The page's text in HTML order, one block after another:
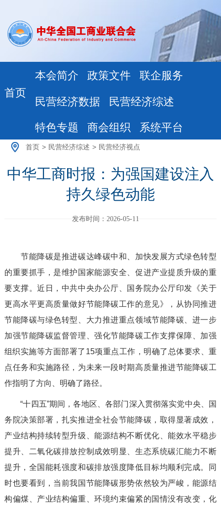
首页
本会简介 政策文件 联企服务
民营经济数据 民营经济综述
特色专题 商会组织 系统平台
首页 > 民营经济综述 > 民营经济视点
中华工商时报：为强国建设注入
持久绿色动能
发布时间：2026-05-11
节能降碳是推进碳达峰碳中和、加快发展方式绿色转型
的重要抓手，是维护国家能源安全、促进产业提质升级的重
要支撑。近日，中共中央办公厅、国务院办公厅印发《关于
更高水平更高质量做好节能降碳工作的意见》，从协同推进
节能降碳与绿色转型、大力推进重点领域节能降碳、进一步
加强节能降碳监督管理、强化节能降碳工作支撑保障、加强
组织实施等方面部署了15项重点工作，明确了总体要求、重
点任务和实施路径，为未来一段时期高质量推进节能降碳工
作指明了方向、明确了路径。
“十四五”期间，各地区、各部门深入贯彻落实党中央、国
务院决策部署，扎实推进全社会节能降碳，取得显著成效，
产业结构持续转型升级、能源结构不断优化、能效水平稳步
提升、二氧化碳排放控制成效明显、生态系统碳汇能力不断
提升，全国能耗强度和碳排放强度降低目标均顺利完成。同
时也要看到，当前我国节能降碳形势依然较为严峻，能源结
构偏煤、产业结构偏重、环境约束偏紧的国情没有改变，化